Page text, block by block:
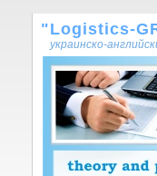
"Logistics-
украинско-